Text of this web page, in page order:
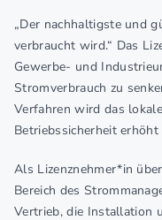
„Der nachhaltigste und
verbraucht wird.“ Das
Gewerbe- und
Stromverbrauch zu
Verfahren wird das
Betriebssicherheit
Als Lizenznehmer*in
Bereich des
Vertrieb, die Installation